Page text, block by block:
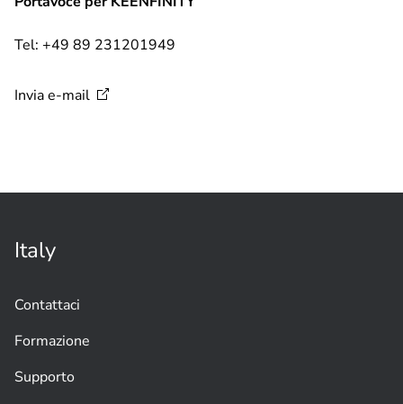
Tel: +49 89 231201949
Inviae-mail
Italy
Contattaci
Formazione
Supporto